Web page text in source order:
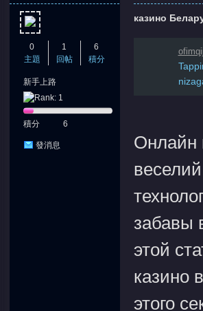
0
主題
1
回帖
6
積分
新手上路
積分 6
發消息
казино
Онлайн
забавы
этой
казино
этого